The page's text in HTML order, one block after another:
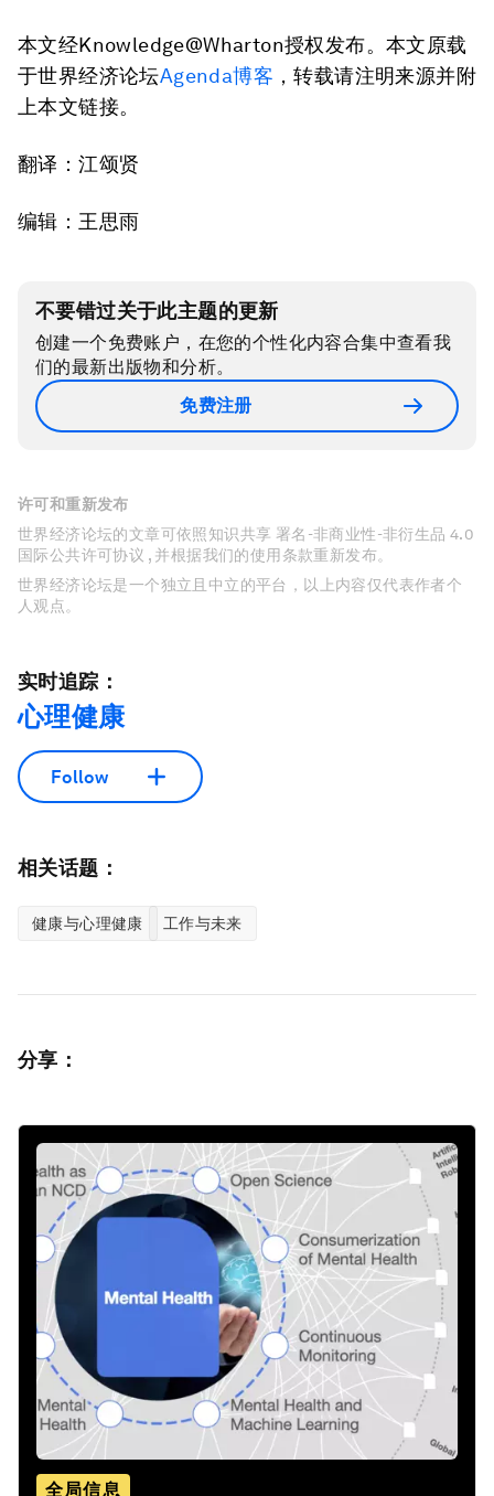
本文经Knowledge@Wharton授权发布。本文原载
于世界经济论坛Agenda博客 ，转载请注明来源并附
上本文链接。
翻译：江颂贤
编辑：王思雨
不要错过关于此主题的更新
创建一个免费账户，在您的个性化内容合集中查看我
们的最新出版物和分析。
免费注册
许可和重新发布
世界经济论坛的文章可依照知识共享 署名-非商业性-非衍生品 4.0
国际公共许可协议 , 并根据我们的使用条款重新发布。
世界经济论坛是一个独立且中立的平台，以上内容仅代表作者个
人观点。
实时追踪：
心理健康
Follow
相关话题：
健康与心理健康 工作与未来
分享：
全局信息